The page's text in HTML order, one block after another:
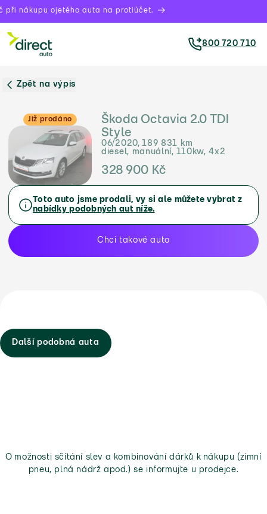
při nákupu ojetého auta na protiúčet.
800 720 710
Zpět na výpis
Již prodáno
Škoda Octavia 2.0 TDI
Style
06/2020, 189 831 km
diesel, manuální, 110kw, 4x2
328 900 Kč
Toto auto jsme prodali, vy si ale můžete vybrat z
nabídky podobných aut níže.
Chci takové auto
Další podobná auta
O možnosti sčítání slev a kombinování dárků k nákupu (zimní
pneu, plná nádrž apod.) se informujte u prodejce.